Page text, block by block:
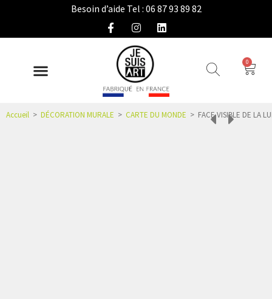
Besoin d’aide Tel : 06 87 93 89 82
0
Accueil > DÉCORATION MURALE > CARTE DU MONDE > FACE VISIBLE DE LA